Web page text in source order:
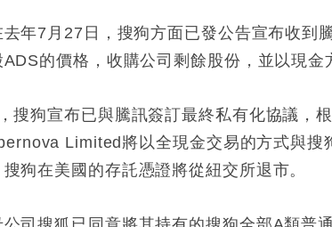
年7月27日，搜狗方面已發公告宣布收到
的價格，收購公司剩餘股份，並以現金
搜狗宣布已與騰訊簽訂最終私有化協議，
Limited將以全現金交易的方式與搜
狗在美國的存託憑證將從紐交所退市。